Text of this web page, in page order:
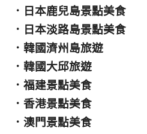
． 日本鹿兒島景點美食
． 日本淡路島景點美食
． 韓國濟州島旅遊
． 韓國大邱旅遊
． 福建景點美食
． 香港景點美食
． 澳門景點美食